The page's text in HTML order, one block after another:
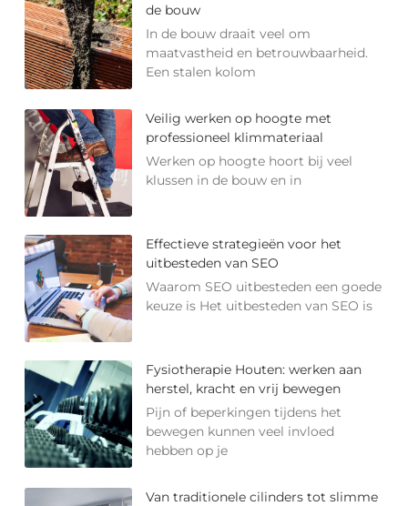
de bouw
In de bouw draait veel om
maatvastheid en betrouwbaarheid.
Een stalen kolom
Veilig werken op hoogte met
professioneel klimmateriaal
Werken op hoogte hoort bij veel
klussen in de bouw en in
Effectieve strategieën voor het
uitbesteden van SEO
Waarom SEO uitbesteden een goede
keuze is Het uitbesteden van SEO is
Fysiotherapie Houten: werken aan
herstel, kracht en vrij bewegen
Pijn of beperkingen tijdens het
bewegen kunnen veel invloed
hebben op je
Van traditionele cilinders tot slimme